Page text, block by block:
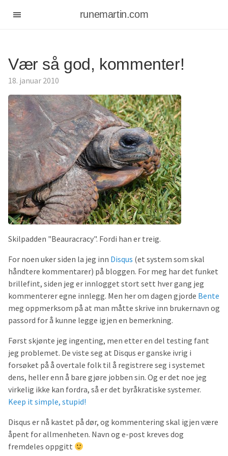
runemartin.com
Vær så god, kommenter!
18. januar 2010
Skilpadden "Beauracracy". Fordi han er treig.
For noen uker siden la jeg inn Disqus (et system som skal
håndtere kommentarer) på bloggen. For meg har det funket
brillefint, siden jeg er innlogget stort sett hver gang jeg
kommenterer egne innlegg. Men her om dagen gjorde Bente
meg oppmerksom på at man måtte skrive inn brukernavn og
passord for å kunne legge igjen en bemerkning.
Først skjønte jeg ingenting, men etter en del testing fant
jeg problemet. De viste seg at Disqus er ganske ivrig i
forsøket på å overtale folk til å registrere seg i systemet
dens, heller enn å bare gjøre jobben sin. Og er det noe jeg
virkelig ikke kan fordra, så er det byråkratiske systemer.
Keep it simple, stupid!
Disqus er nå kastet på dør, og kommentering skal igjen være
åpent for allmenheten. Navn og e-post kreves dog
fremdeles oppgitt